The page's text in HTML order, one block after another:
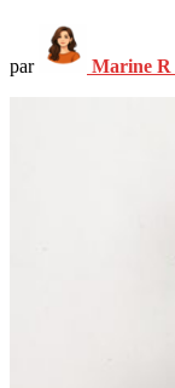
par Marine R